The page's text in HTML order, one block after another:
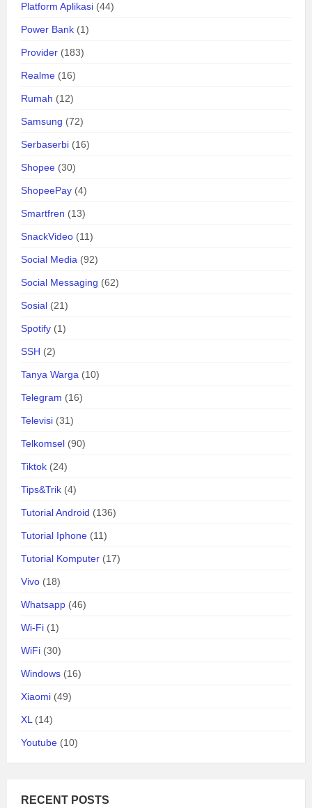
Platform Aplikasi (44)
Power Bank (1)
Provider (183)
Realme (16)
Rumah (12)
Samsung (72)
Serbaserbi (16)
Shopee (30)
ShopeePay (4)
Smartfren (13)
SnackVideo (11)
Social Media (92)
Social Messaging (62)
Sosial (21)
Spotify (1)
SSH (2)
Tanya Warga (10)
Telegram (16)
Televisi (31)
Telkomsel (90)
Tiktok (24)
Tips&Trik (4)
Tutorial Android (136)
Tutorial Iphone (11)
Tutorial Komputer (17)
Vivo (18)
Whatsapp (46)
Wi-Fi (1)
WiFi (30)
Windows (16)
Xiaomi (49)
XL(14)
Youtube (10)
RECENT POSTS